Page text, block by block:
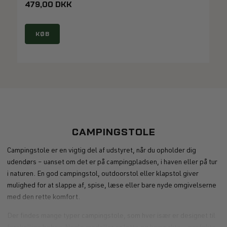
479,00 DKK
KØB
CAMPINGSTOLE
Campingstole er en vigtig del af udstyret, når du opholder dig
udendørs – uanset om det er på campingpladsen, i haven eller på tur
i naturen. En god campingstol, outdoorstol eller klapstol giver
mulighed for at slappe af, spise, læse eller bare nyde omgivelserne
med den rette komfort.